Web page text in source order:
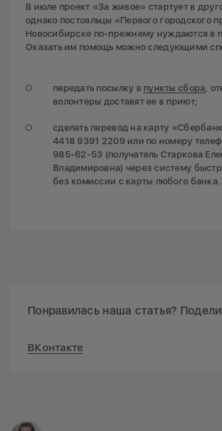
В июле проект «За живое» стартует в
однако постояльцы «Первого городского
Новосибирске по-прежнему нуждаются в
Оказать им помощь можно следующими
передать посылку в пункты сбора ,
волонтеры доставят ее в приют;
сделать перевод на карту
4418 9391 2209 или по номеру
985-62-53 (получатель Старкова
Владимировна) через систему
без комиссии с карты любого банка.
Понравилась наша статья?
ВКонтакте